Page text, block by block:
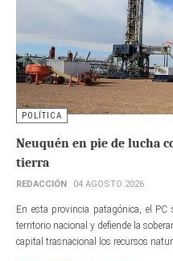
POLÍTICA
Neuquén en pie de lucha
tierra
REDACCIÓN 04 AGOSTO 2026
En esta provincia patagónica, el
territorio nacional y defiende la
capital trasnacional los recursos